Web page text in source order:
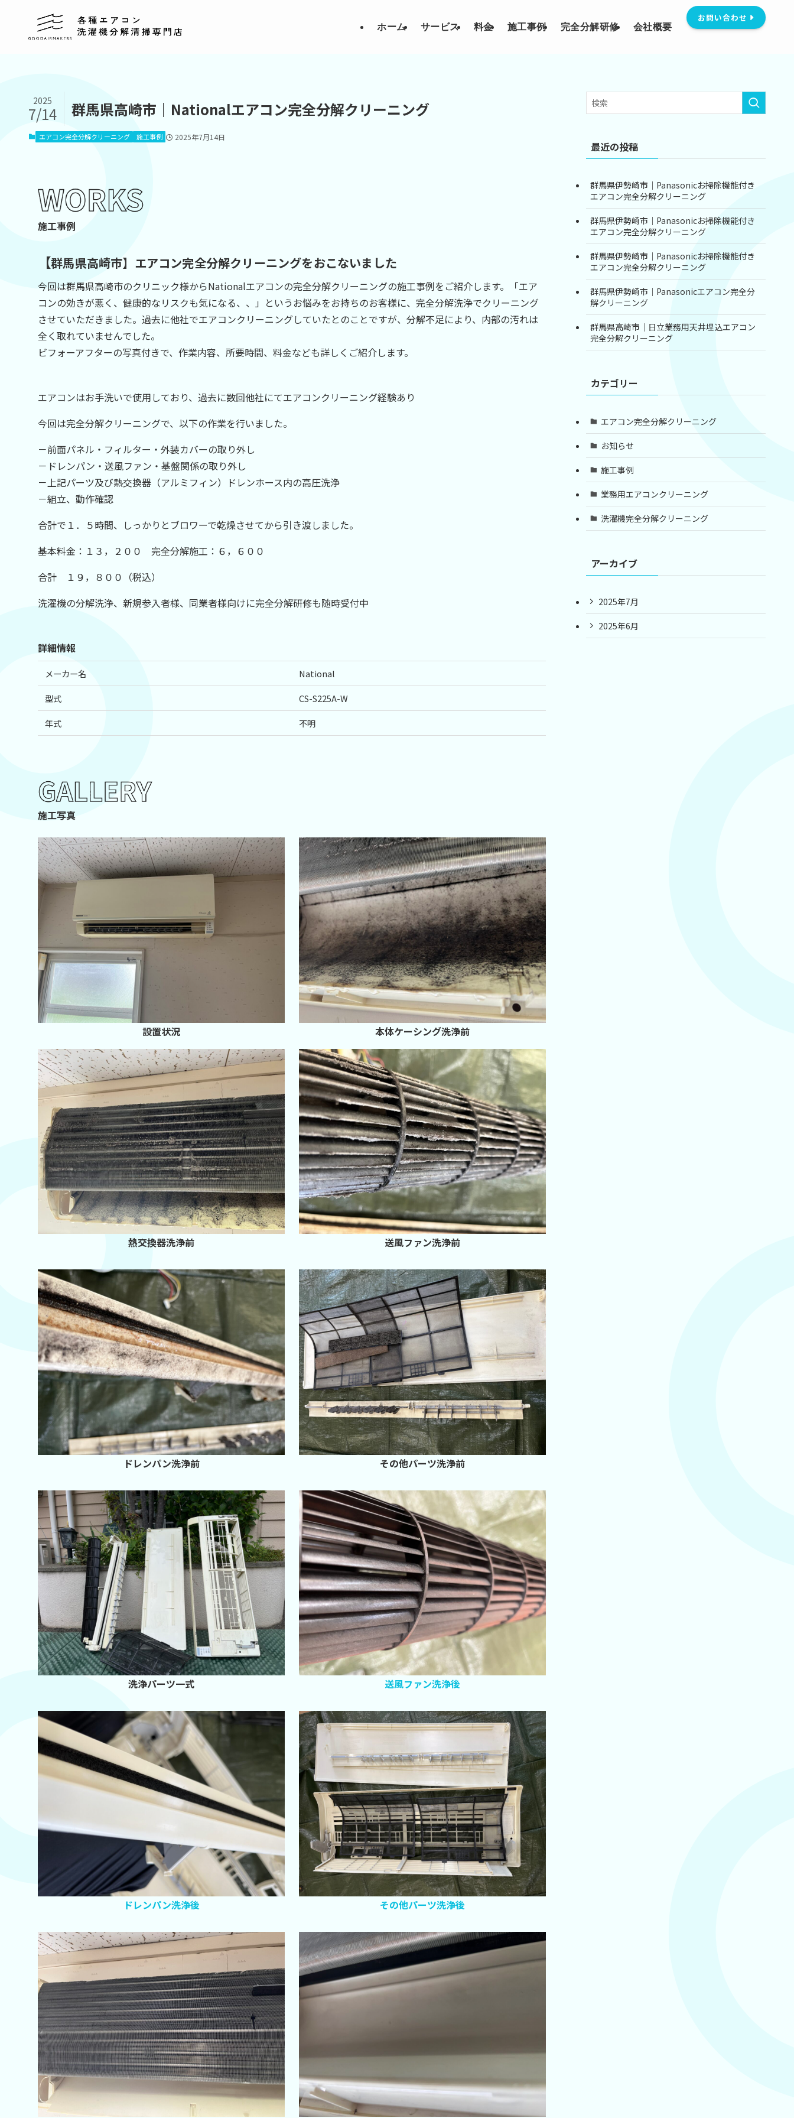
ホーム サービス 料金 施工事例 完全分解研修 会社概要
お問い合わせ
群馬県高崎市｜Nationalエアコン完全分解クリーニング
2025
7/14
エアコン完全分解クリーニング 施工事例 2025年7月14日
施工事例
【群馬県高崎市】エアコン完全分解クリーニングをおこないました
今回は群馬県高崎市のクリニック様からNationalエアコンの完全分解クリーニングの施工事例をご紹介します。「エア
コンの効きが悪く、健康的なリスクも気になる、、」というお悩みをお持ちのお客様に、完全分解洗浄でクリーニング
させていただきました。過去に他社でエアコンクリーニングしていたとのことですが、分解不足により、内部の汚れは
全く取れていませんでした。
ビフォーアフターの写真付きで、作業内容、所要時間、料金なども詳しくご紹介します。
エアコンはお手洗いで使用しており、過去に数回他社にてエアコンクリーニング経験あり
今回は完全分解クリーニングで、以下の作業を行いました。
－前面パネル・フィルター・外装カバーの取り外し
－ドレンパン・送風ファン・基盤関係の取り外し
－上記パーツ及び熱交換器（アルミフィン）ドレンホース内の高圧洗浄
－組立、動作確認
合計で１．５時間、しっかりとブロワーで乾燥させてから引き渡しました。
基本料金：１３，２００ 完全分解施工：６，６００
合計 １９，８００（税込）
洗濯機の分解洗浄、新規参入者様、同業者様向けに完全分解研修も随時受付中
詳細情報
メーカー名
National
型式
CS-S225A-W
年式
不明
施工写真
設置状況 本体ケーシング洗浄前
熱交換器洗浄前 送風ファン洗浄前
ドレンパン洗浄前 その他パーツ洗浄前
洗浄パーツ一式 送風ファン洗浄後
ドレンパン洗浄後 その他パーツ洗浄後
最近の投稿
群馬県伊勢崎市｜Panasonicお掃除機能付き
エアコン完全分解クリーニング
群馬県伊勢崎市｜Panasonicお掃除機能付き
エアコン完全分解クリーニング
群馬県伊勢崎市｜Panasonicお掃除機能付き
エアコン完全分解クリーニング
群馬県伊勢崎市｜Panasonicエアコン完全分
解クリーニング
群馬県高崎市｜日立業務用天井埋込エアコン
完全分解クリーニング
カテゴリー
エアコン完全分解クリーニング
お知らせ
施工事例
業務用エアコンクリーニング
洗濯機完全分解クリーニング
アーカイブ
2025年7月
2025年6月